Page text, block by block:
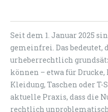
Seit dem 1. Januar 2025
gemeinfrei. Das bedeutet,
urheberrechtlich
können – etwa für
Kleidung, Taschen oder
aktuelle Praxis, dass die
rechtlich